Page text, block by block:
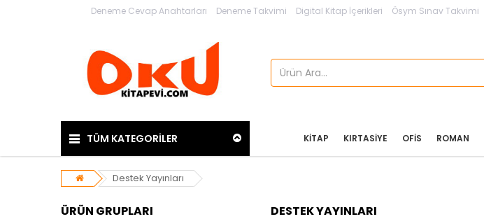
Deneme Cevap Anahtarları Deneme Takvimi Digital Kitap İçerikleri Ösym Sınav Takvimi
TÜM KATEGORİLER ROMAN
OFIS
KIRTASIYE
KITAP
Destek Yayınları
ÜRÜN GRUPLARI DESTEK YAYINLARI